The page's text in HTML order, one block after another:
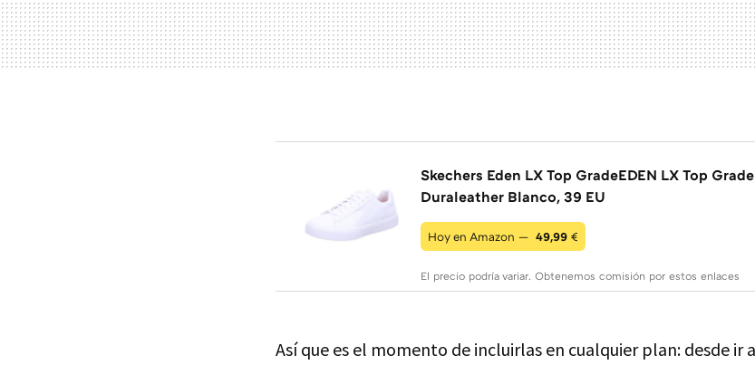
Skechers Eden LX Top GradeEDEN LX Top
Duraleather Blanco, 39 EU
Hoy en Amazon — 49,99 €
El precio podría variar. Obtenemos comisión por estos enlaces
Así que es el momento de incluirlas en cualquier plan: desde ir